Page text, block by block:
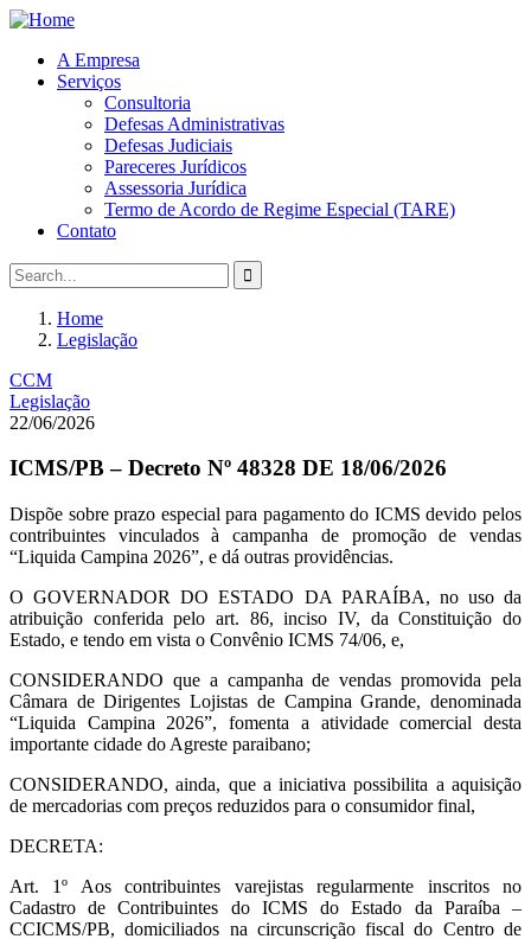
A Empresa
Serviços
Consultoria
Defesas Administrativas
Defesas Judiciais
Pareceres Jurídicos
Assessoria Jurídica
Termo de Acordo de Regime Especial (TARE)
Contato
Home
Legislação
CCM
Legislação
22/06/2026
ICMS/PB – Decreto Nº 48328 DE 18/06/2026
Dispõe sobre prazo especial para pagamento do ICMS devido pelos
contribuintes vinculados à campanha de promoção de vendas
“Liquida Campina 2026”, e dá outras providências.
O GOVERNADOR DO ESTADO DA PARAÍBA, no uso da
atribuição conferida pelo art. 86, inciso IV, da Constituição do
Estado, e tendo em vista o Convênio ICMS 74/06, e,
CONSIDERANDO que a campanha de vendas promovida pela
Câmara de Dirigentes Lojistas de Campina Grande, denominada
“Liquida Campina 2026”, fomenta a atividade comercial desta
importante cidade do Agreste paraibano;
CONSIDERANDO, ainda, que a iniciativa possibilita a aquisição
de mercadorias com preços reduzidos para o consumidor final,
DECRETA:
Art. 1º Aos contribuintes varejistas regularmente inscritos no
Cadastro de Contribuintes do ICMS do Estado da Paraíba –
CCICMS/PB, domiciliados na circunscrição fiscal do Centro de